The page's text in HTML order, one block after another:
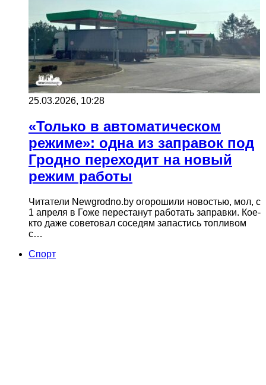
25.03.2026, 10:28
«Только в автоматическом
режиме»: одна из заправок под
Гродно переходит на новый
режим работы
Читатели Newgrodno.by огорошили новостью, мол, с
1 апреля в Гоже перестанут работать заправки. Кое-
кто даже советовал соседям запастись топливом
с…
Cпорт